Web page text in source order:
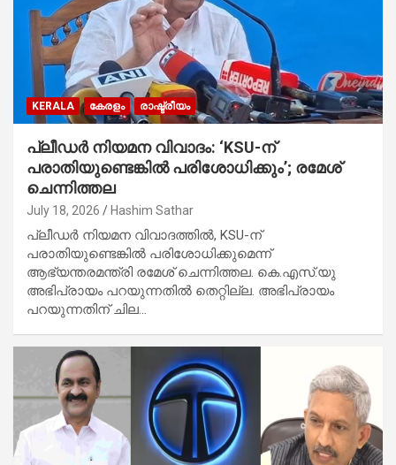
KERALA കേരളം രാഷ്ട്രീയം
പ്ലീഡർ നിയമന വിവാദം: ‘KSU-ന്
പരാതിയുണ്ടെങ്കിൽ പരിശോധിക്കും’; രമേശ്
ചെന്നിത്തല
July 18, 2026 Hashim Sathar
പ്ലീഡർ നിയമന വിവാദത്തിൽ, KSU-ന്
പരാതിയുണ്ടെങ്കിൽ പരിശോധിക്കുമെന്ന്
ആഭ്യന്തരമന്ത്രി രമേശ് ചെന്നിത്തല. കെ.എസ്.യു
അഭിപ്രായം പറയുന്നതിൽ തെറ്റില്ല. അഭിപ്രായം
പറയുന്നതിന് ചില…